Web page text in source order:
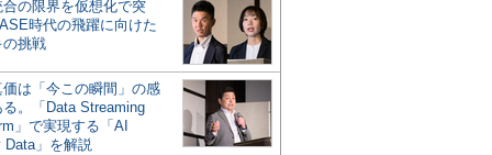
合の限界を仮想化で突
時代の飛躍に向けた
の挑戦
は「今この瞬間」の感
。「Data Streaming
」で実現する「AI
Data」を解説